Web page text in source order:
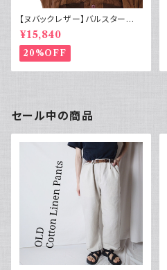
【ヌバックレザー】バルスター型
ブルゾンジャケット ヴァルスター
ヴィンテージ
¥15,840
20%OFF
セール中の商品